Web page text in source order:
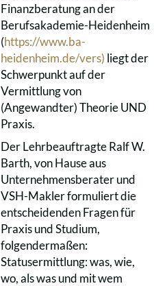
Finanzberatung an der
Berufsakademie-Heidenheim
(https://www.ba-
heidenheim.de/vers) liegt der
Schwerpunkt auf der
Vermittlung von
(Angewandter) Theorie UND
Praxis.
Der Lehrbeauftragte Ralf W.
Barth, von Hause aus
Unternehmensberater und
VSH-Makler formuliert die
entscheidenden Fragen für
Praxis und Studium,
folgendermaßen:
Statusermittlung: was, wie,
wo, als was und mit wem